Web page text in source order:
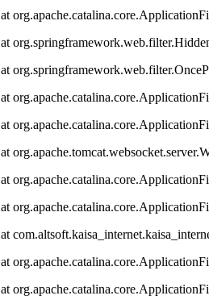
at
at
at
at
at
at
at
at
at
at
at